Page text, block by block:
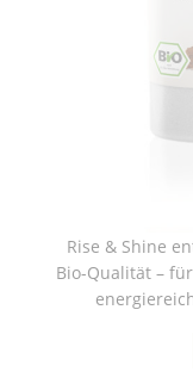
Rise & Shine
Bio-Qualität –